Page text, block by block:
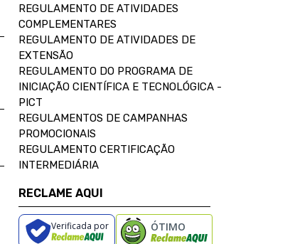
REGULAMENTO DE ATIVIDADES
COMPLEMENTARES
REGULAMENTO DE ATIVIDADES DE
EXTENSÃO
REGULAMENTO DO PROGRAMA DE
INICIAÇÃO CIENTÍFICA E TECNOLÓGICA -
PICT
REGULAMENTOS DE CAMPANHAS
PROMOCIONAIS
REGULAMENTO CERTIFICAÇÃO
INTERMEDIÁRIA
RECLAME AQUI
Verificada por ÓTIMO